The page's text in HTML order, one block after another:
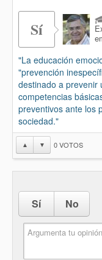
Sí
"La educación
"prevención
destinado a prevenir
competencias
preventivos ante los
sociedad."
▲ ▼ 0VOTOS
Sí No